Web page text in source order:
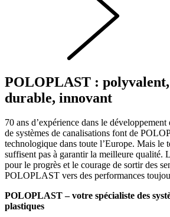
POLOPLAST : polyvalent,
durable, innovant
70 ans d’expérience dans le
de systèmes de canalisations font de
technologique dans toute l’Europe. Mais le
suffisent pas à garantir la meilleure qualité.
pour le progrès et le courage de sortir des
POLOPLAST vers des performances
POLOPLAST – votre spécialiste des
plastiques